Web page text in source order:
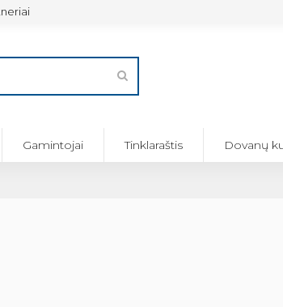
Gamintojai Tinklaraštis Dovanų